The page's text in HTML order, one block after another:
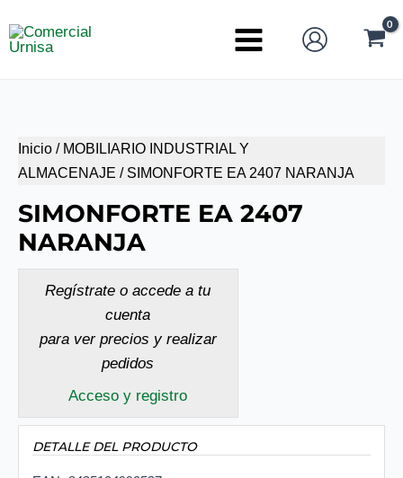
al
Main
Inicio / MOBILIARIO INDUSTRIAL Y
ALMACENAJE / SIMONFORTE EA 2407 NARANJA
SIMONFORTE EA 2407
NARANJA
Regístrate o accede a tu
cuenta
para ver precios y realizar
pedidos
Acceso y registro
DETALLE DEL PRODUCTO